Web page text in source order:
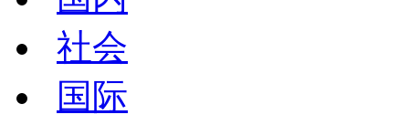
社会
国际